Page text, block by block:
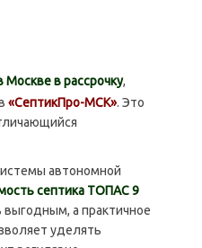
в рассрочку,
«СептикПро-МСК». Это
автономной
септика ТОПАС 9
а практичное
уделять